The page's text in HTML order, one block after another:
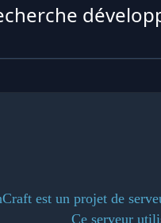
est un projet de
Ce serveur